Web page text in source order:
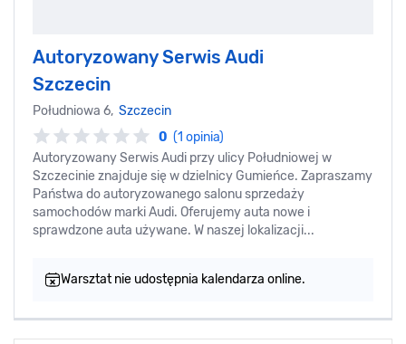
Autoryzowany Serwis Audi
Szczecin
Południowa 6, Szczecin
0 (1 opinia)
Autoryzowany Serwis Audi przy ulicy Południowej w
Szczecinie znajduje się w dzielnicy Gumieńce. Zapraszamy
Państwa do autoryzowanego salonu sprzedaży
samochodów marki Audi. Oferujemy auta nowe i
sprawdzone auta używane. W naszej lokalizacji...
Warsztat nie udostępnia kalendarza online.